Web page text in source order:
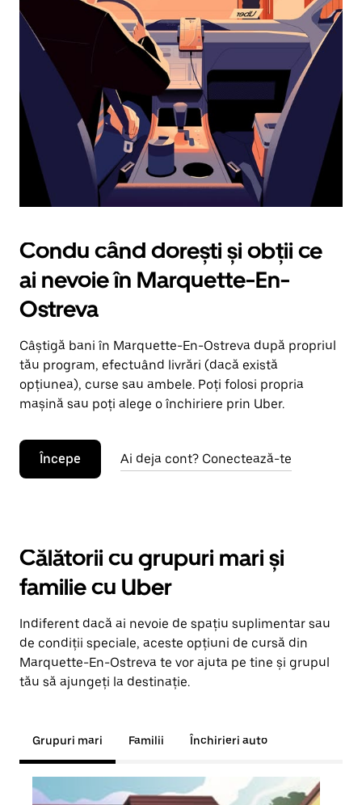
îndreptată
în
jos.
Închide
calendarul
apăsând
pe
butonul
Escape.
Condu când dorești și obții ce
ai nevoie în Marquette-En-
Ostreva
Câștigă bani în Marquette-En-Ostreva după propriul
tău program, efectuând livrări (dacă există
opțiunea), curse sau ambele. Poți folosi propria
mașină sau poți alege o închiriere prin Uber.
Începe Ai deja cont? Conectează-te
Călătorii cu grupuri mari și
familie cu Uber
Indiferent dacă ai nevoie de spațiu suplimentar sau
de condiții speciale, aceste opțiuni de cursă din
Marquette-En-Ostreva te vor ajuta pe tine și grupul
tău să ajungeți la destinație.
Grupuri mari Familii Închirieri auto